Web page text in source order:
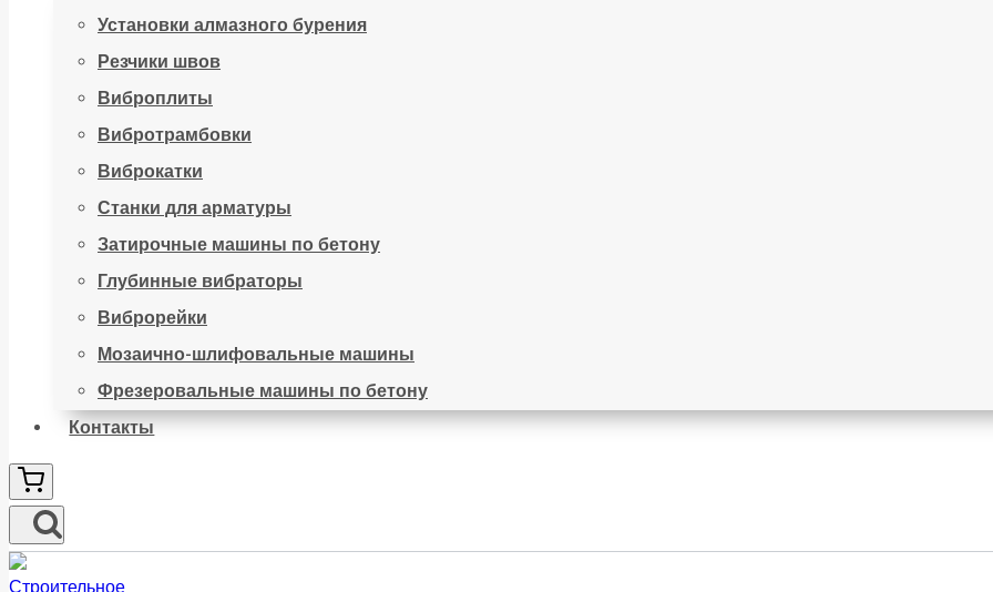
Установки алмазного бурения
Резчики швов
Виброплиты
Вибротрамбовки
Виброкатки
Станки для арматуры
Затирочные машины по бетону
Глубинные вибраторы
Виброрейки
Мозаично-шлифовальные машины
Фрезеровальные машины по бетону
Контакты